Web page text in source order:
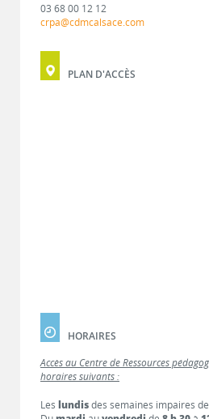
03 68 00 12 12
crpa@cdmcalsace.com
PLAN D'ACCÈS
HORAIRES
Accès au Centre de Ressources
horaires suivants :
Les lundisdes semaines impaires de